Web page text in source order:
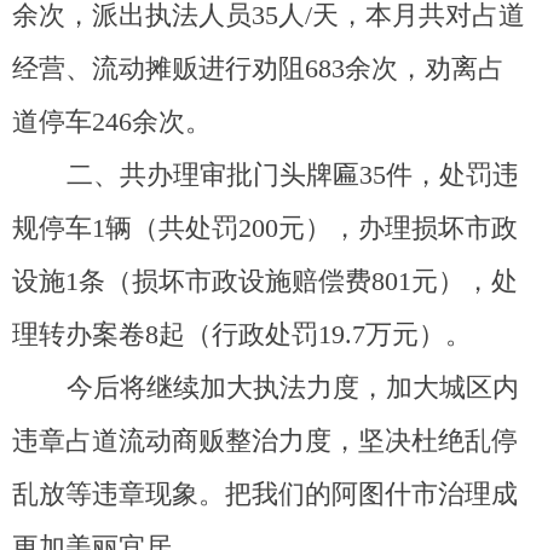
理转办案卷8起（行政处罚19.7 万元）。
今后将继续加大执法力度，加大城区内
违章占道流动商贩整治力度，坚决杜绝乱停
更加美丽宜居。
阿图什市城市管理行政
综合执法局
2025 年1月 13
日